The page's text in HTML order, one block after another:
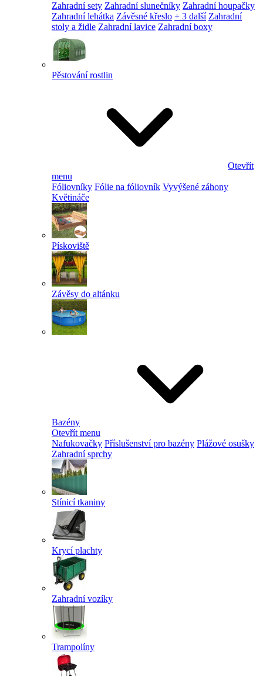
Zahradní sety Zahradní slunečníky Zahradní houpačky
Zahradní lehátka Závěsné křeslo + 3 další Zahradní
stoly a židle Zahradní lavice Zahradní boxy
Pěstování rostlin
Otevřít
menu
Fóliovníky Fólie na fóliovník Vyvýšené záhony
Květináče
Pískoviště
Závěsy do altánku
Bazény
Otevřít menu
Nafukovačky Příslušenství pro bazény Plážové osušky
Zahradní sprchy
Stínicí tkaniny
Krycí plachty
Zahradní vozíky
Trampolíny